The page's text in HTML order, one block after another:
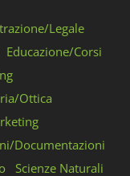
Legale
Educazione/Corsi
Ottica
Documentazioni
Scienze Naturali